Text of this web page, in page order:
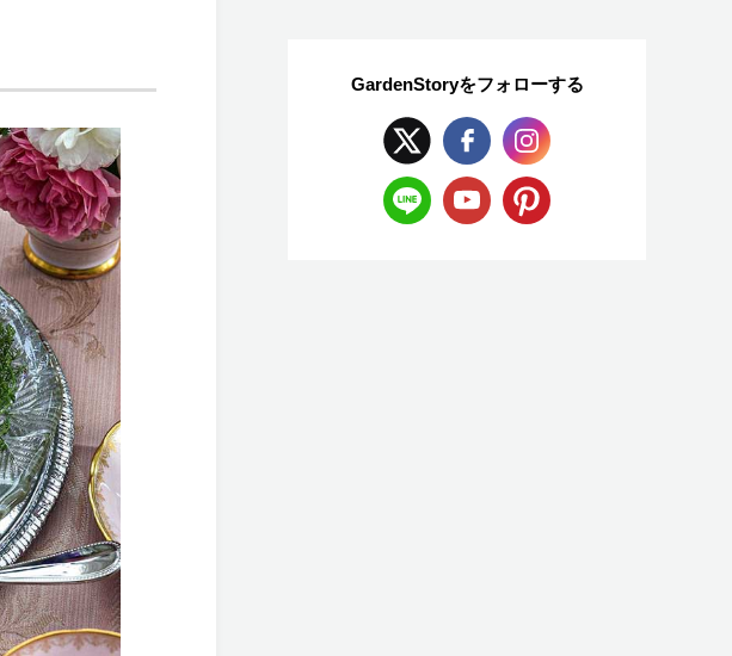
GardenStoryをフォローする